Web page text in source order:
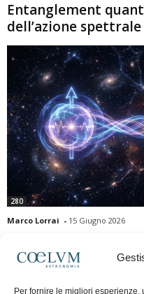
Per fornire le migliori
Entanglement
dell’azione
280
Marco Lorrai - 15 Giugno 2026
moderna: due particelle possono
la distanza che le separa. Gli
previsioni della meccanica